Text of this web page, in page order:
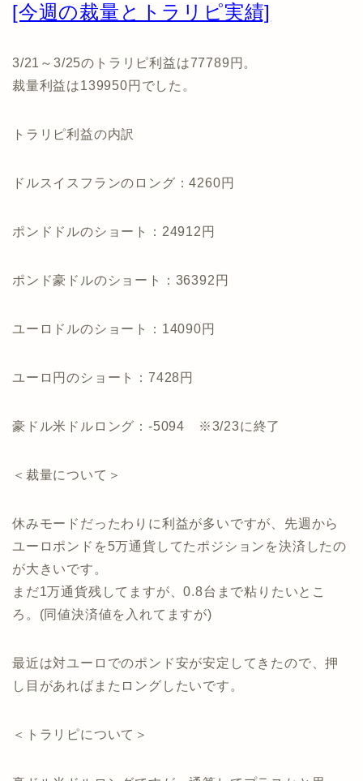
[今週の裁量とトラリピ実績]
3/21～3/25のトラリピ利益は77789円。
裁量利益は139950円でした。
トラリピ利益の内訳
ドルスイスフランのロング：4260円
ポンドドルのショート：24912円
ポンド豪ドルのショート：36392円
ユーロドルのショート：14090円
ユーロ円のショート：7428円
豪ドル米ドルロング：-5094 ※3/23に終了
＜裁量について＞
休みモードだったわりに利益が多いですが、先週から
ユーロポンドを5万通貨してたポジションを決済したの
が大きいです。
まだ1万通貨残してますが、0.8台まで粘りたいとこ
ろ。(同値決済値を入れてますが)
最近は対ユーロでのポンド安が安定してきたので、押
し目があればまたロングしたいです。
＜トラリピについて＞